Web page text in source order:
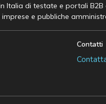
Italia di testate e portali
e pubbliche
Contatti